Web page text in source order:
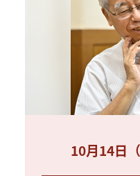
10月14日